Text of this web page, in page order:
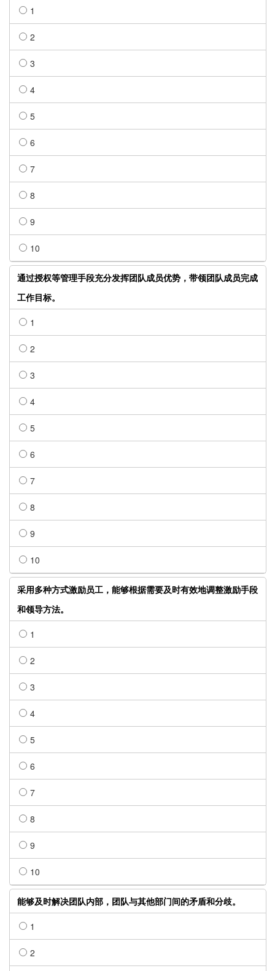
1
2
3
4
5
6
7
8
9
10
通过授权等管理手段充分发挥团队成员优势，带领团队成员完成
工作目标。
1
2
3
4
5
6
7
8
9
10
采用多种方式激励员工，能够根据需要及时有效地调整激励手段
和领导方法。
1
2
3
4
5
6
7
8
9
10
能够及时解决团队内部，团队与其他部门间的矛盾和分歧。
1
2